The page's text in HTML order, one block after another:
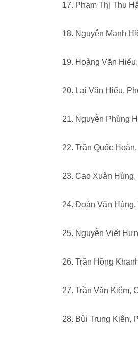
17. Phạm Thị Thu
18. Nguyễn Mạnh
19. Hoàng Văn
20. Lại Văn Hiếu,
21. Nguyễn Phùng
22. Trần Quốc
23. Cao Xuân
24. Đoàn Văn
25. Nguyễn Viết
26. Trần Hồng
27. Trần Văn Kiểm,
28. Bùi Trung Kiên,